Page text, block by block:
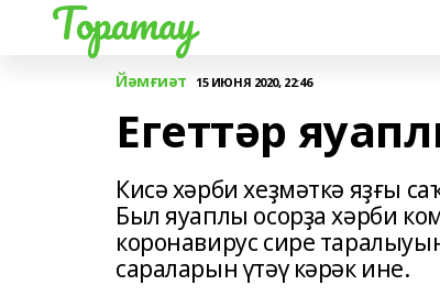
Торатау
Йәмғиәт 15 ИЮНЯ 2020, 22:46
Егеттәр
Кисә хәрби хеҙмәткә яҙғы
Был яуаплы осорҙа хәрби
коронавирус сире
сараларын үтәү кәрәк ине.